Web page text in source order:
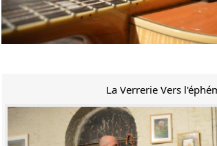
La Verrerie Vers